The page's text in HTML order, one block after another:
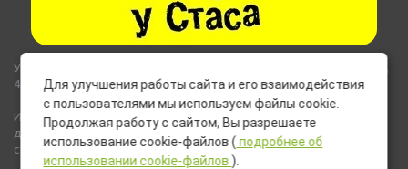
Указанные на сайте цены не являются публичной офертой (ст.435,
437 ГК РФ).
Используемые на сайте изображения товаров могут включать
дополнительное оборудование и компоненты, не входящие в
стандартную комплектацию товара.
Для улучшения работы сайта и его взаимодействия
с пользователями мы используем файлы cookie.
Продолжая работу с сайтом, Вы разрешаете
использование cookie-файлов ( подробнее об
использовании cookie-файлов ).